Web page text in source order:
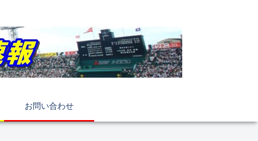
お問い合わせ